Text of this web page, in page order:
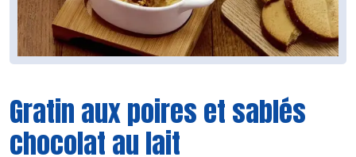
Gratin aux poires et sablés
chocolat au lait